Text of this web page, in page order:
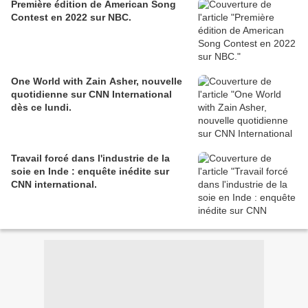
Première édition de American Song
Contest en 2022 sur NBC.
One World with Zain Asher, nouvelle
quotidienne sur CNN International
dès ce lundi.
Travail forcé dans l'industrie de la
soie en Inde : enquête inédite sur
CNN international.